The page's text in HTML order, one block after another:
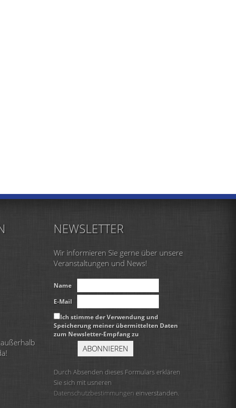
NEWSLETTER
Wir informieren Sie gerne über unsere
Veranstaltungen und News!
Name
E-Mail
Ich stimme der Verwendung und
Speicherung meiner übermittelten Daten
zum Newsletter-Empfang zu
Durch Absenden dieses Formulars erklären
Sie sich mit usneren
Datenschutzbestimmungen einverstanden.